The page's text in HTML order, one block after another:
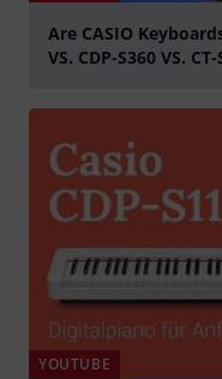
Are CASIO
VS. CDP-S360 VS.
YOUTUBE